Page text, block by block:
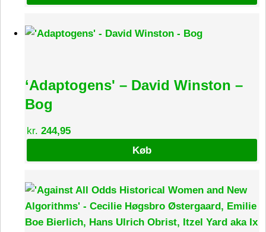
‘Adaptogens' – David Winston –
Bog
kr. 244,95
Køb